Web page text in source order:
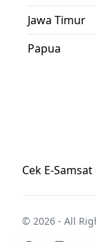
Jawa Timur
Papua
Cek E-
© 2026 - All